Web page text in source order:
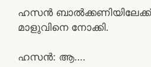
ഹസൻ
മാളുവിനെ നോക്കി.
ഹസൻ: ആ….